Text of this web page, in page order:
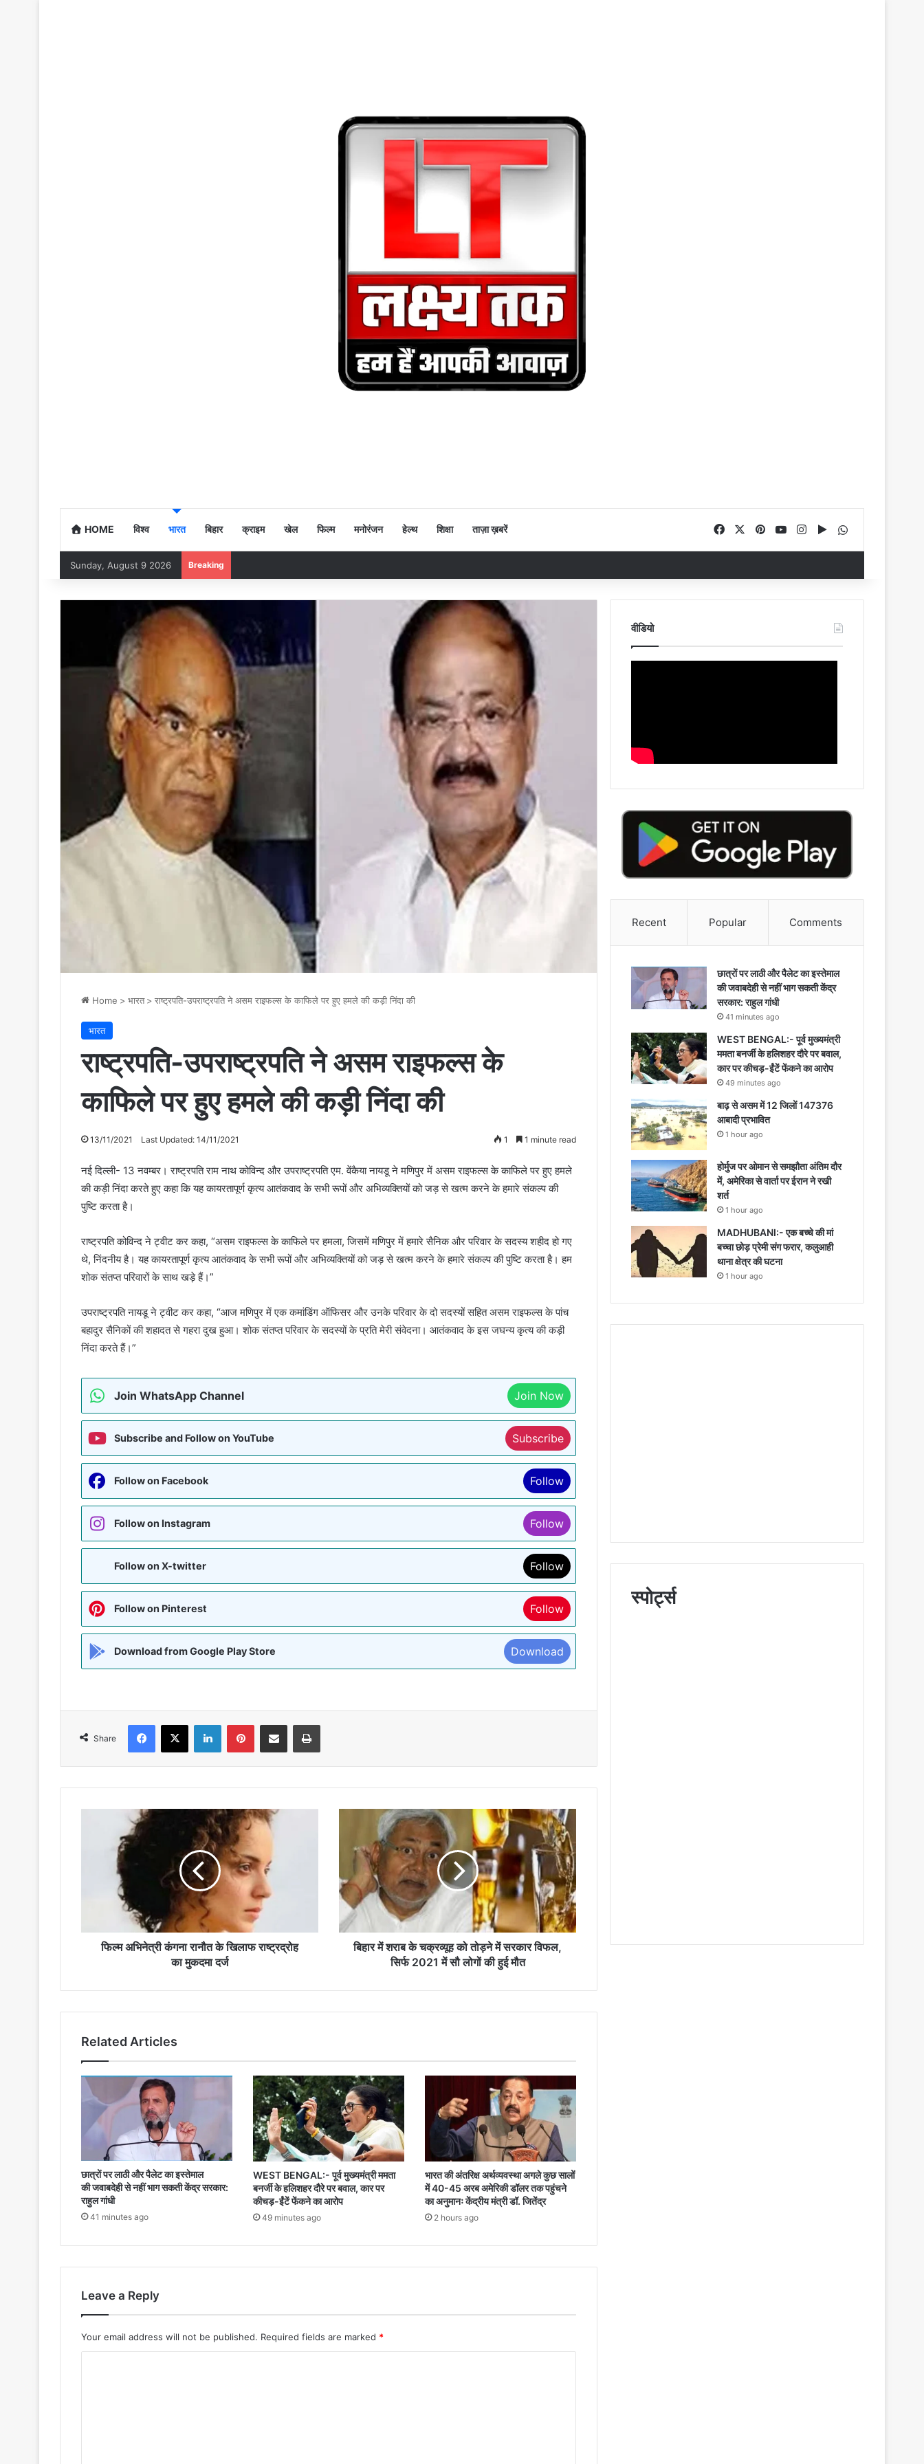
HOME विश्व भारत बिहार क्राइम खेल फिल्म मनोरंजन हेल्थ शिक्षा ताज़ा ख़बरें FacebookPinterestYouTubeInstagram
Google Play
Sunday, August 9 2026 Breaking
Home > भारत > राष्ट्रपति-उपराष्ट्रपति ने असम राइफल्स के काफिले पर हुए हमले की कड़ी निंदा की
भारत
राष्ट्रपति-उपराष्ट्रपति ने असम राइफल्स के
काफिले पर हुए हमले की कड़ी निंदा की
13/11/2021 Last Updated: 14/11/2021 1 1 minute read
नई दिल्ली- 13 नवम्बर। राष्ट्रपति राम नाथ कोविन्द और उपराष्ट्रपति एम. वेंकैया नायडू ने मणिपुर में असम राइफल्स के काफिले पर हुए हमले
की कड़ी निंदा करते हुए कहा कि यह कायरतापूर्ण कृत्य आतंकवाद के सभी रूपों और अभिव्यक्तियों को जड़ से खत्म करने के हमारे संकल्प की
पुष्टि करता है।
राष्ट्रपति कोविन्द ने ट्वीट कर कहा, “असम राइफल्स के काफिले पर हमला, जिसमें मणिपुर में हमारे सैनिक और परिवार के सदस्य शहीद हो गए
थे, निंदनीय है। यह कायरतापूर्ण कृत्य आतंकवाद के सभी रूपों और अभिव्यक्तियों को जड़ से खत्म करने के हमारे संकल्प की पुष्टि करता है। हम
शोक संतप्त परिवारों के साथ खड़े हैं।”
उपराष्ट्रपति नायडू ने ट्वीट कर कहा, “आज मणिपुर में एक कमांडिंग ऑफिसर और उनके परिवार के दो सदस्यों सहित असम राइफल्स के पांच
बहादुर सैनिकों की शहादत से गहरा दुख हुआ। शोक संतप्त परिवार के सदस्यों के प्रति मेरी संवेदना। आतंकवाद के इस जघन्य कृत्य की कड़ी
निंदा करते हैं।”
Join WhatsApp Channel Join Now
Subscribe and Follow on YouTube Subscribe
Follow on Facebook Follow
Follow on Instagram Follow
Follow on X-twitter Follow
Follow on Pinterest Follow
Download from Google Play Store Download
Share
Facebook
X LinkedInPinterestShare via Email Print
मुकदमा
फिल्म अभिनेत्री कंगना रानौत के खिलाफ राष्ट्रद्रोह
का मुकदमा दर्ज
चक्रव्यूह
को
तोड़ने
सरकार
विफल,
में
मौत
बिहार में शराब के चक्रव्यूह को तोड़ने में सरकार विफल,
सिर्फ 2021 में सौ लोगों की हुई मौत
Related Articles
छात्रों पर लाठी और पैलेट का इस्तेमाल
की जवाबदेही से नहीं भाग सकती केंद्र सरकार:
राहुल गांधी
41 minutes ago
WEST BENGAL:- पूर्व मुख्यमंत्री ममता
बनर्जी के हलिशहर दौरे पर बवाल, कार पर
कीचड़-ईंटें फेंकने का आरोप
49 minutes ago
भारत की अंतरिक्ष अर्थव्यवस्था अगले कुछ सालों
में 40-45 अरब अमेरिकी डॉलर तक पहुंचने
का अनुमानः केंद्रीय मंत्री डॉ. जितेंद्र
2 hours ago
Leave a Reply
Your email address will not be published. Required fields are marked *
वीडियो
Recent Popular Comments
छात्रों पर लाठी और पैलेट का इस्तेमाल
की जवाबदेही से नहीं भाग सकती केंद्र
सरकार: राहुल गांधी
41 minutes ago
WEST BENGAL:- पूर्व मुख्यमंत्री
ममता बनर्जी के हलिशहर दौरे पर बवाल,
कार पर कीचड़-ईंटें फेंकने का आरोप
49 minutes ago
बाढ़ से असम में 12 जिलों 147376
आबादी प्रभावित
1 hour ago
होर्मुज पर ओमान से समझौता अंतिम दौर
में, अमेरिका से वार्ता पर ईरान ने रखी
शर्त
1 hour ago
MADHUBANI:- एक बच्चे की मां
बच्चा छोड़ प्रेमी संग फरार, कलुआही
थाना क्षेत्र की घटना
1 hour ago
स्पोर्ट्स